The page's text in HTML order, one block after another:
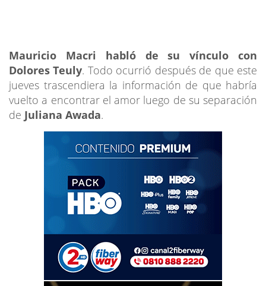
Mauricio Macri
habló de su vínculo con
Dolores Teuly. Todo ocurrió después de que este
jueves trascendiera la información de que habría
vuelto a encontrar el amor luego de su separación
de Juliana Awada.